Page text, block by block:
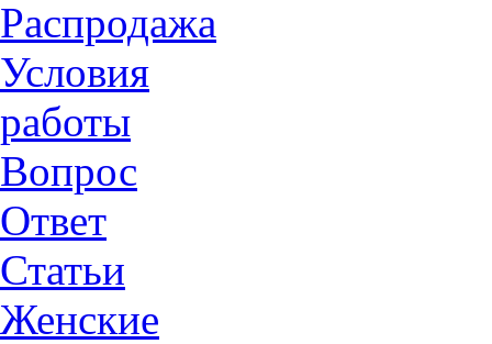
Распродажа
Условия
работы
Вопрос
Ответ
Статьи
Женские